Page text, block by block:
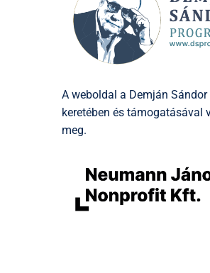
A weboldal a Demján Sándor
keretében és támogatásával
meg.